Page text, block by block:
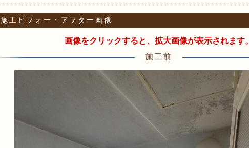
施工ビフォー・アフター画像
画像をクリックすると、拡大画像が表示されます。
施工前